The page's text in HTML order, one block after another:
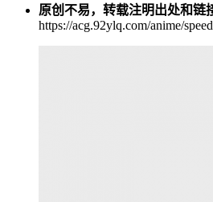
原创不易，转载注明出处和链
https://acg.92ylq.com/anime/